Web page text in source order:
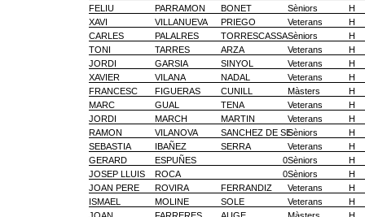
FELIU
PARRAMON BONET Sèniors
H
XAVI
VILLANUEVA PRIEGO Veterans
H
CARLES
PALALRES TORRESCASSASèniors
H
TONI
TARRES ARZA Veterans
H
JORDI
GARSIA SINYOL Veterans
H
XAVIER
VILANA NADAL Veterans
H
FRANCESC
FIGUERAS CUNILL Màsters
H
MARC
GUAL TENA Veterans
H
JORDI
MARCH MARTIN Veterans
H
RAMON
VILANOVA SANCHEZ DE SESèniors
H
SEBASTIA
IBAÑEZ SERRA Veterans
H
GERARD
ESPUÑES 0Sèniors
H
JOSEP LLUIS
ROCA 0Sèniors
H
JOAN PERE
ROVIRA FERRANDIZ Veterans
H
ISMAEL
MOLINE SOLE Veterans
H